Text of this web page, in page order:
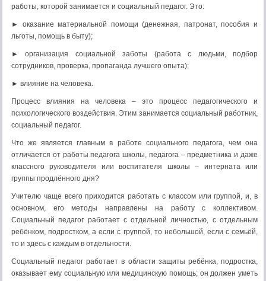
работы, которой занимается и социальный педагог. Это:
► оказание материальной помощи (денежная, патронат, пособия и
льготы, помощь в быту);
► организация социальной заботы (работа с людьми, подбор
сотрудников, проверка, пропаганда лучшего опыта);
► влияние на человека.
Процесс влияния на человека – это процесс педагогического и
психологического воздействия. Этим занимается социальный работник,
социальный педагог.
Что же является главным в работе социального педагога, чем она
отличается от работы педагога школы, педагога – предметника и даже
классного руководителя или воспитателя школы – интерната или
группы продлённого дня?
Учителю чаще всего приходится работать с классом или группой, и, в
основном, его методы направлены на работу с коллективом.
Социальный педагог работает с отдельной личностью, с отдельным
ребёнком, подростком, а если с группой, то небольшой, если с семьёй,
то и здесь с каждым в отдельности.
Социальный педагог работает в области защиты ребёнка, подростка,
оказывает ему социальную или медицинскую помощь; он должен уметь